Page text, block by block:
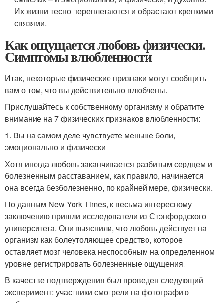
Их жизни тесно переплетаются и обрастают крепкими
связями.
Как ощущается любовь физически.
Симптомы влюбленности
Итак, некоторые физические признаки могут сообщить
вам о том, что вы действительно влюблены.
Прислушайтесь к собственному организму и обратите
внимание на 7 физических признаков влюбленности:
1. Вы на самом деле чувствуете меньше боли,
эмоционально и физически
Хотя иногда любовь заканчивается разбитым сердцем и
болезненным расставанием, как правило, начинается
она всегда безболезненно, по крайней мере, физически.
По данным New York Times, к весьма интересному
заключению пришли исследователи из Стэнфордского
университета. Они выяснили, что любовь действует на
организм как болеутоляющее средство, которое
оставляет мозг человека неспособным на определенном
уровне регистрировать болезненные ощущения.
В качестве подтверждения был проведен следующий
эксперимент: участники смотрели на фотографию